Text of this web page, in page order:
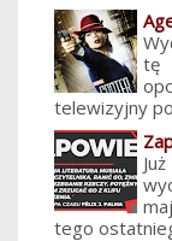
tę
telewizyjny
tego